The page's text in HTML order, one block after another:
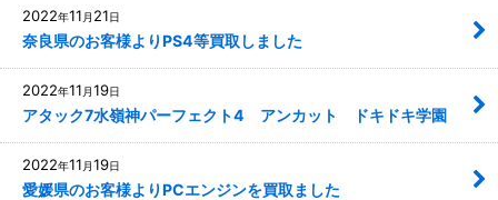
2022年11 月 21日
奈良県のお客様よりPS4等買取しました
2022年11 月19日
アタック7水嶺神パーフェクト4 アンカット ドキドキ学園
2022年11 月19日
愛媛県のお客様よりPCエンジンを買取ました